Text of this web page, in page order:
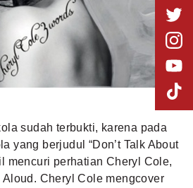
sudah terbukti, karena pada
yang berjudul “Don’t Talk About
mencuri perhatian Cheryl Cole,
Cheryl Cole mengcover